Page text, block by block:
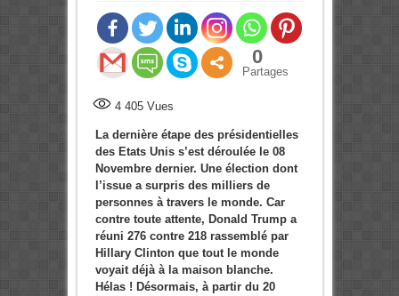
0
Partages
4 405Vues
La dernière étape des présidentielles
des Etats Unis s’est déroulée le 08
Novembre dernier. Une élection dont
l’issue a surpris des milliers de
personnes à travers le monde. Car
contre toute attente, Donald Trump a
réuni 276 contre 218 rassemblé par
Hillary Clinton que tout le monde
voyait déjà à la maison blanche.
Hélas ! Désormais, à partir du 20